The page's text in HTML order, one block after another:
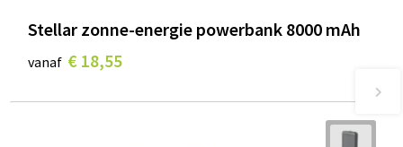
Stellar zonne-energie powerbank 8000 mAh
vanaf € 18,55